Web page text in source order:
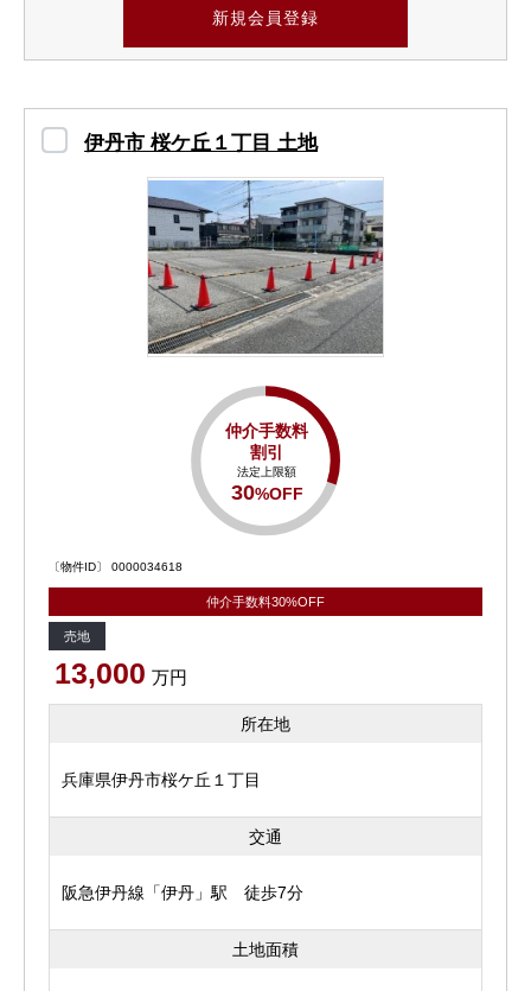
新規会員登録
伊丹市 桜ケ丘１丁目 土地
仲介手数料
割引
法定上限額
30%OFF
〔物件ID〕 0000034618
仲介手数料30%OFF
売地
13,000 万円
所在地
兵庫県伊丹市桜ケ丘１丁目
交通
阪急伊丹線「伊丹」駅 徒歩7分
土地面積